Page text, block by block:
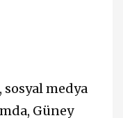
, sosyal medya
Güney